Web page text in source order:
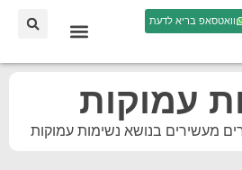
וואטסאפ בריא לדעת
עמוקות
מעשירים בנושא נשימות עמוקות